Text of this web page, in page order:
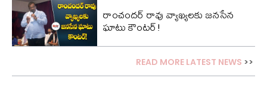
రాంచందర్ రావు వ్యాఖ్యలకు జనసేన
ఘాటు కౌంటర్!
READ MORE LATEST NEWS >>